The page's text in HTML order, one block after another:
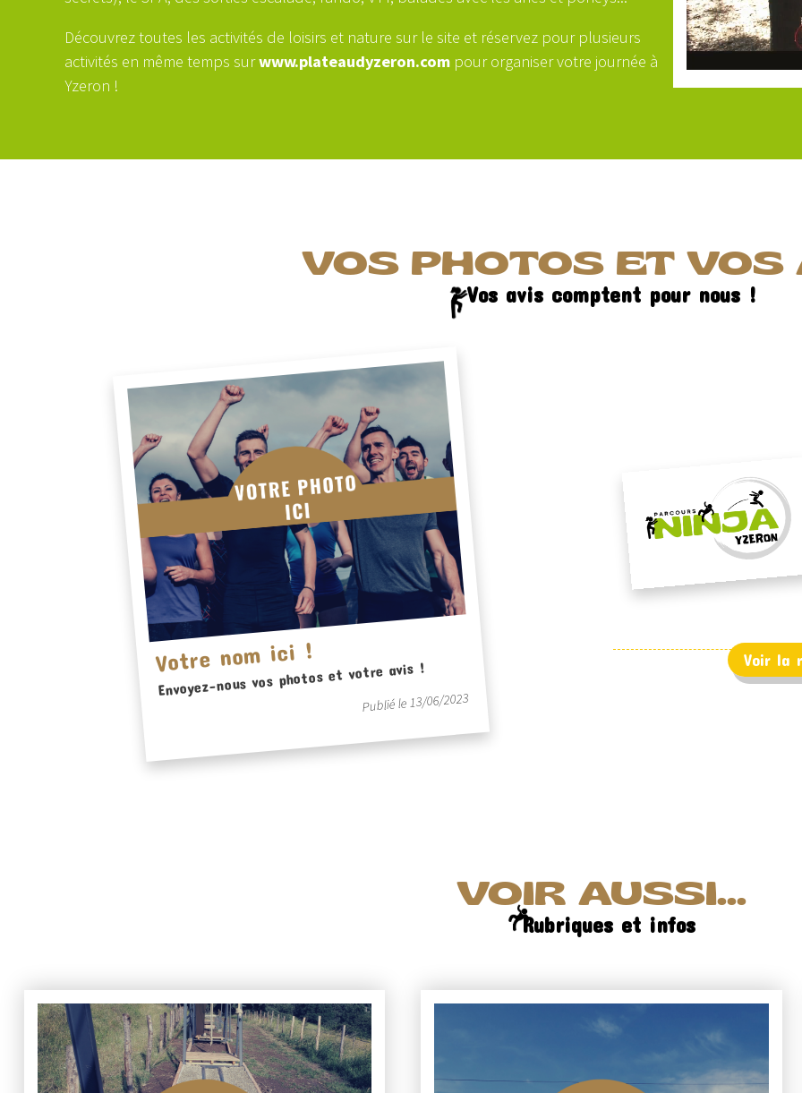
Découvrez toutes les activités de loisirs et nature sur le site et réservez pour plusieurs
activités en même temps surwww.plateaudyzeron.com pour organiser votre journée à
Yzeron !
VOS PHOTOS ET VOS
Vos avis comptent pour nous !
Votre nom ici !
Envoyez-nous vos photos et votre avis !
Publié le 13/06/2023
Voir la
VOIR AUSSI...
Rubriques et infos